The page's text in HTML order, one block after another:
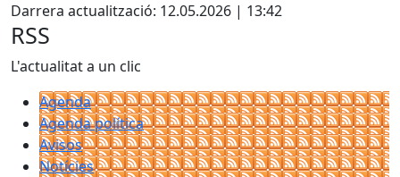
Darrera actualització: 12.05.2026 | 13:42
RSS
L'actualitat a un clic
Agenda
Agenda política
Avisos
Notícies